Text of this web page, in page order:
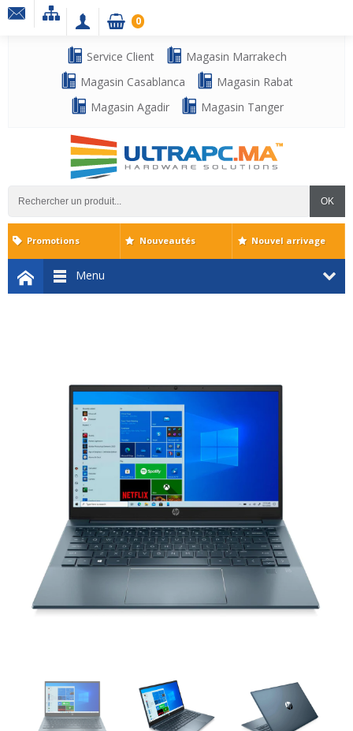
Service Client
Magasin Marrakech
Magasin Casablanca
Magasin Rabat
Magasin Agadir
Magasin Tanger
OK
0
Menu
Promotions Nouveautés Nouvel arrivage